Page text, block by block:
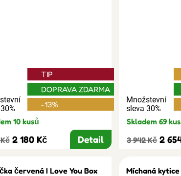
TIP
DOPRAVA ZDARMA
-13%
10 kusů
2 180 Kč Detail
Množstevní
sleva 30%
Skladem 69
3 942 Kč 2
červená I Love You Box
Míchaná